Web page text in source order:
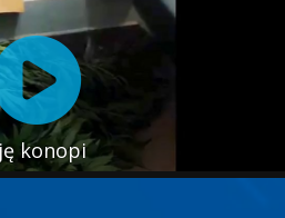
konopi